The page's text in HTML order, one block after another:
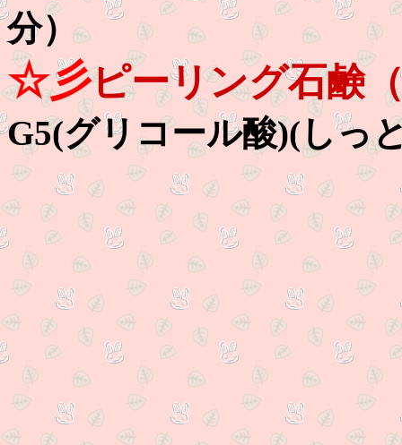
分）
☆彡ピーリング石鹸
G5(グリコール酸)(しっ